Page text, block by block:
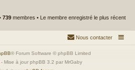
739 membres • Le membre enregistré le plus récent
Nous contacter
® Forum Software © phpBB Limited
Mise à jour phpBB 3.2 par MrGaby